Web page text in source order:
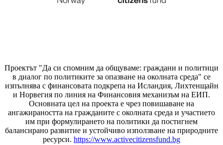
Проектът "Да си спомним да общуваме: граждани и политици
в диалог по политиките за опазване на околната среда" се
изпълнява с финансовата подкрепа на Исландия, Лихтенщайн
и Норвегия по линия на Финансовия механизъм на ЕИП.
Основната цел на проекта е чрез повишаване на
ангажираността на гражданите с околната среда и участието
им при формулирането на политики да постигнем
балансирано развитие и устойчиво използване на природните
ресурси. https://www.activecitizensfund.bg